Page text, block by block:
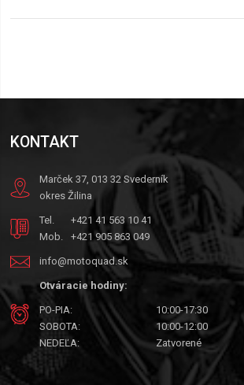
KONTAKT
Marček 37, 013 32 Svederník
okres Žilina
Tel.
+421 41 563 10 41
Mob.
+421 905 863 049
info@motoquad.sk
Otváracie hodiny:
PO-PIA:
10:00-17:30
SOBOTA:
10:00-12:00
NEDEĽA:
Zatvorené